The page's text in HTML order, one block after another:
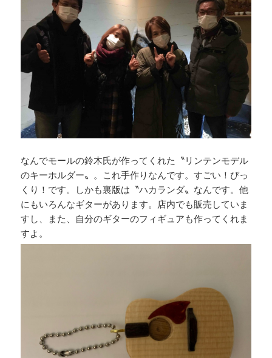
なんでモールの鈴木氏が作ってくれた〝リンテンモデル
のキーホルダー〟。これ手作りなんです。すごい！びっ
くり！です。しかも裏版は〝ハカランダ〟なんです。他
にもいろんなギターがあります。店内でも販売していま
すし、また、自分のギターのフィギュアも作ってくれま
すよ。